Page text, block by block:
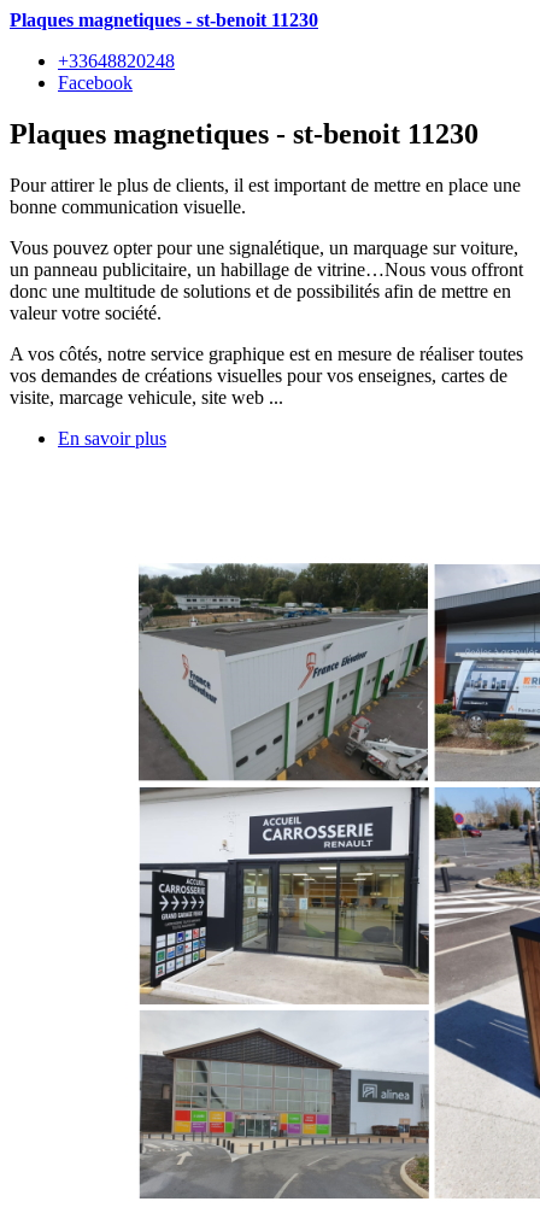
Plaques magnetiques - st-benoit 11230
+33648820248
Facebook
Plaques magnetiques - st-benoit 11230
Pour attirer le plus de clients, il est important de mettre en place une
bonne communication visuelle.
Vous pouvez opter pour une signalétique, un marquage sur voiture,
un panneau publicitaire, un habillage de vitrine…Nous vous offront
donc une multitude de solutions et de possibilités afin de mettre en
valeur votre société.
A vos côtés, notre service graphique est en mesure de réaliser toutes
vos demandes de créations visuelles pour vos enseignes, cartes de
visite, marcage vehicule, site web ...
En savoir plus